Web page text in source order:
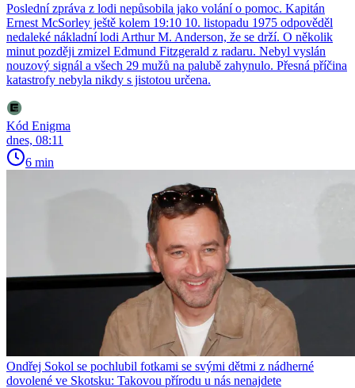
Poslední zpráva z lodi nepůsobila jako volání o pomoc. Kapitán
Ernest McSorley ještě kolem 19:10 10. listopadu 1975 odpověděl
nedaleké nákladní lodi Arthur M. Anderson, že se drží. O několik
minut později zmizel Edmund Fitzgerald z radaru. Nebyl vyslán
nouzový signál a všech 29 mužů na palubě zahynulo. Přesná příčina
katastrofy nebyla nikdy s jistotou určena.
Kód Enigma
dnes, 08:11
6 min
Ondřej Sokol se pochlubil fotkami se svými dětmi z nádherné
dovolené ve Skotsku: Takovou přírodu u nás nenajdete